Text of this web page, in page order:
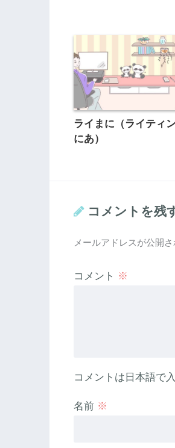
ライまに（ライティ
にあ）
コメントを残
メールアドレスが公開
コメント ※
コメントは日本語で
名前 ※